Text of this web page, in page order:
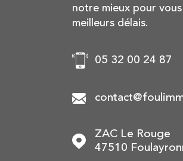
notre mieux pour
meilleurs délais.
05 32 00 24 87
ZAC Le Rouge
47510